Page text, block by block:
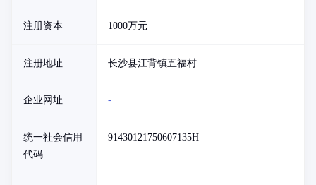
注册资本 1000万元
注册地址 长沙县江背镇五福村
企业网址 -
统一社会信用
代码
91430121750607135H